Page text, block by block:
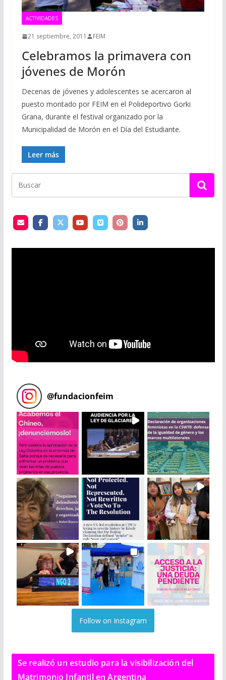
ACTIVIDADES
21 septiembre, 2011 FEIM
Celebramos la primavera con
jóvenes de Morón
Decenas de jóvenes y adolescentes se acercaron al
puesto montado por FEIM en el Polideportivo Gorki
Grana, durante el festival organizado por la
Municipalidad de Morón en el Día del Estudiante.
Leer más
@fundacionfeim
Follow on Instagram
Se realizó un estudio para la visibilización del
Matrimonio Infantil en Argentina